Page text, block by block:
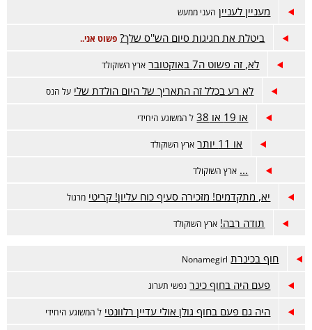
מעניין לעניין העני ממעש
ביטלת את חגיגות סיום הש''ס שלך? פשוט אני..
לא, זה פשוט ה7 באוקטובר ארץ השוקולד
לא רע בכלל זה התאריך של היום הולדת שלי על הנס
או 19 או 38 ל המשוגע היחידי
או 11 יותר ארץ השוקולד
... ארץ השוקולד
יא, מתקדמים! מזכירה סעיף כוח עליון! קריטי מרגול
תודה רבה! ארץ השוקולד
חוף בכינרת Nonamegirl
פעם היה בחוף כינר נפשי תערוג
היה גם פעם בחוף גולן אולי עדיין רלוונטי ל המשוגע היחידי